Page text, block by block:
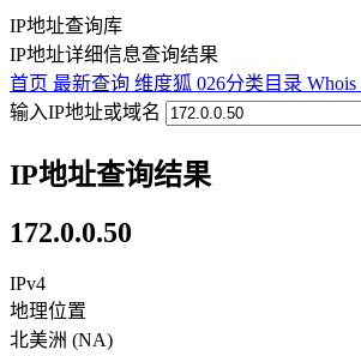
IP地址查询库
IP地址详细信息查询结果
首页 最新查询 维度狐 026分类目录 Whois
输入IP地址或域名
IP地址查询结果
172.0.0.50
IPv4
地理位置
北美洲 (NA)